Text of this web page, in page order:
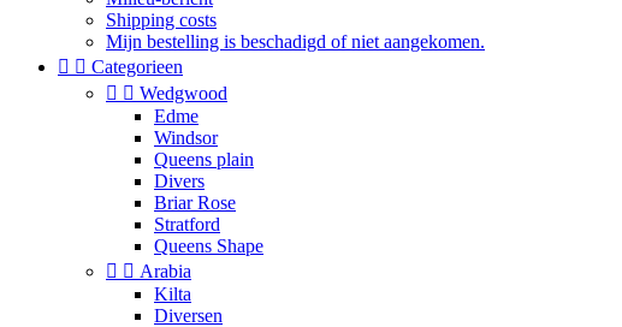
Shipping costs
Mijn bestelling is beschadigd of niet aangekomen.
  Categorieen
  Wedgwood
Edme
Windsor
Queens plain
Divers
Briar Rose
Stratford
Queens Shape
  Arabia
Kilta
Diversen